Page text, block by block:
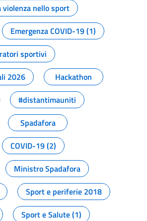
della pagina
violenza nello sport
Emergenza COVID-19 (1)
sportivi
2026
Hackathon
#distantimauniti
Spadafora
COVID-19 (2)
Ministro Spadafora
Sport e periferie 2018
Sport e Salute (1)